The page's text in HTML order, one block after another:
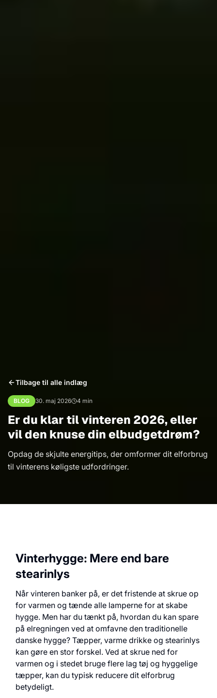
Tilbage til alle indlæg
BLOG 30. maj 2026 4 min
Er du klar til vinteren 2026, eller
vil den knuse din elbudgetdrøm?
Opdag de skjulte energitips, der omformer dit elforbrug
til vinterens køligste udfordringer.
Vinterhygge: Mere end bare
stearinlys
Når vinteren banker på, er det fristende at skrue op
for varmen og tænde alle lamperne for at skabe
hygge. Men har du tænkt på, hvordan du kan spare
på elregningen ved at omfavne den traditionelle
danske hygge? Tæpper, varme drikke og stearinlys
kan gøre en stor forskel. Ved at skrue ned for
varmen og i stedet bruge flere lag tøj og hyggelige
tæpper, kan du typisk reducere dit elforbrug
betydeligt.